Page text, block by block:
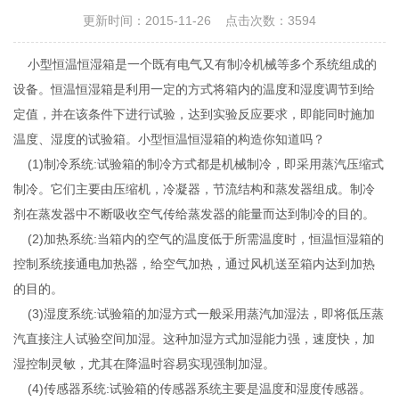
更新时间：2015-11-26 点击次数：3594
小型恒温恒湿箱是一个既有电气又有制冷机械等多个系统组成的
设备。恒温恒湿箱是利用一定的方式将箱内的温度和湿度调节到给
定值，并在该条件下进行试验，达到实验反应要求，即能同时施加
温度、湿度的试验箱。小型恒温恒湿箱的构造你知道吗？
(1)制冷系统:试验箱的制冷方式都是机械制冷，即采用蒸汽压缩式
制冷。它们主要由压缩机，冷凝器，节流结构和蒸发器组成。制冷
剂在蒸发器中不断吸收空气传给蒸发器的能量而达到制冷的目的。
(2)加热系统:当箱内的空气的温度低于所需温度时，恒温恒湿箱的
控制系统接通电加热器，给空气加热，通过风机送至箱内达到加热
的目的。
(3)湿度系统:试验箱的加湿方式一般采用蒸汽加湿法，即将低压蒸
汽直接注人试验空间加湿。这种加湿方式加湿能力强，速度快，加
湿控制灵敏，尤其在降温时容易实现强制加湿。
(4)传感器系统:试验箱的传感器系统主要是温度和湿度传感器。